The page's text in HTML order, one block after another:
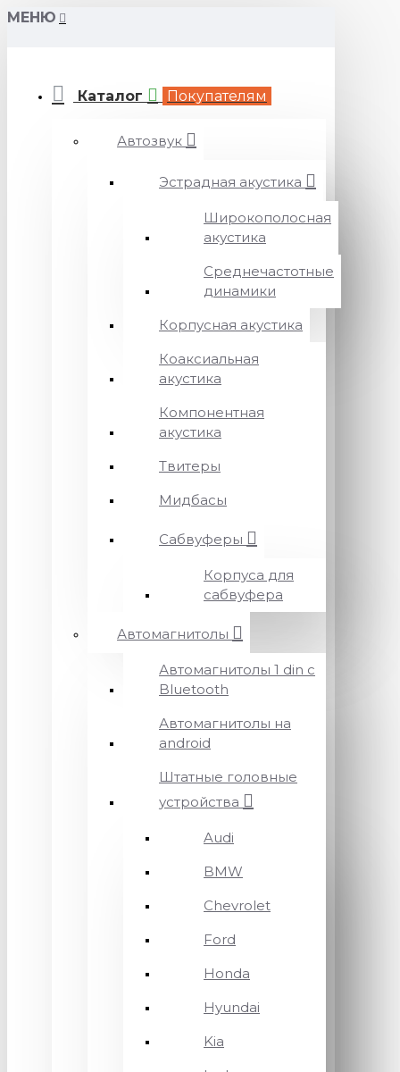
МЕНЮ
Каталог Покупателям
Автозвук
Эстрадная акустика
Широкополосная
акустика
Среднечастотные
динамики
Корпусная акустика
Коаксиальная
акустика
Компонентная
акустика
Твитеры
Мидбасы
Сабвуферы
Корпуса для
сабвуфера
Автомагнитолы
Автомагнитолы 1 din с
Bluetooth
Автомагнитолы на
android
Штатные головные
устройства
Audi
BMW
Chevrolet
Ford
Honda
Hyundai
Kia